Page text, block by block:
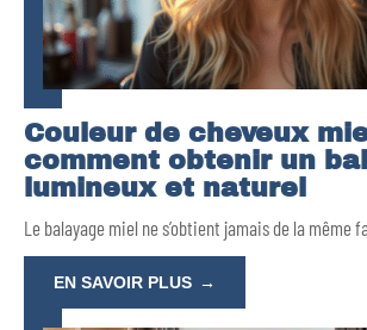
Couleur de cheveux
comment obtenir un
lumineux et naturel
Le balayage miel ne s’obtient jamais de la même
EN SAVOIR PLUS